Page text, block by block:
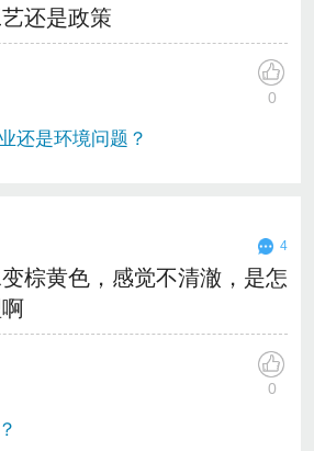
还是政策
0
还是环境问题？
4
棕黄色，感觉不清澈，是怎
0